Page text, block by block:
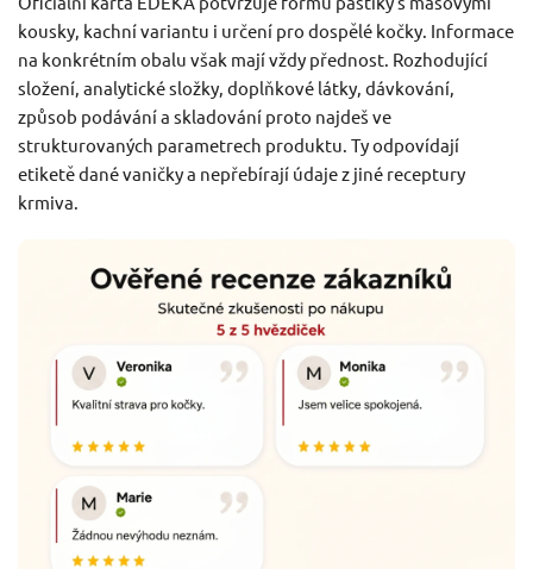
kousky, kachní variantu i určení pro dospělé kočky. Informace
na konkrétním obalu však mají vždy přednost. Rozhodující
složení, analytické složky, doplňkové látky, dávkování,
způsob podávání a skladování proto najdeš ve
strukturovaných parametrech produktu. Ty odpovídají
etiketě dané vaničky a nepřebírají údaje z jiné receptury
krmiva.